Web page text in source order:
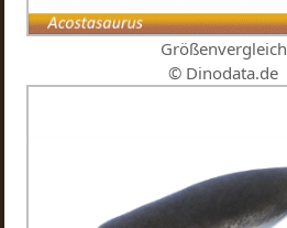
Größenvergleich
© Dinodata.de